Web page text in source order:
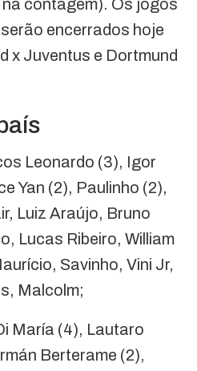
contagem). Os jogos
encerrados hoje
x Juventus e Dortmund
Leonardo (3), Igor
Yan (2), Paulinho (2),
Luiz Araújo, Bruno
Lucas Ribeiro, William
Savinho, Vini Jr,
Malcolm;
María (4), Lautaro
Berterame (2),